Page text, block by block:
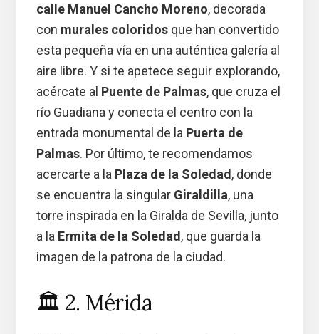
calle Manuel Cancho Moreno, decorada
con murales coloridosque han convertido
esta pequeña vía en una auténtica galería al
aire libre. Y si te apetece seguir explorando,
acércate al Puente de Palmas, que cruza el
río Guadiana y conecta el centro con la
entrada monumental de la Puerta de
Palmas. Por último, te recomendamos
acercarte a la Plaza de la Soledad, donde
se encuentra la singular Giraldilla, una
torre inspirada en la Giralda de Sevilla, junto
a la Ermita de la Soledad, que guarda la
imagen de la patrona de la ciudad.
🏛️ 2. Mérida